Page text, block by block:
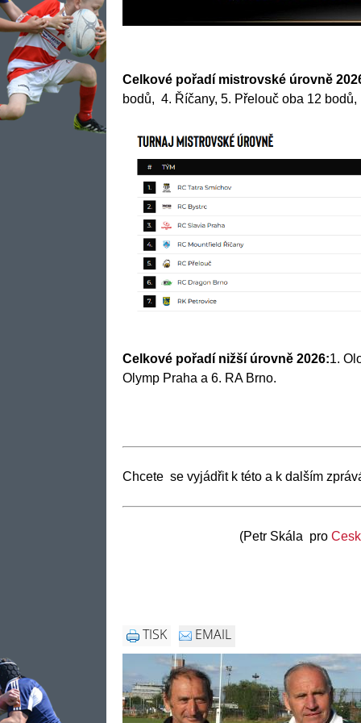
Celkové pořadí mistrovské úrovně
bodů, 4. Říčany, 5. Přelouč oba 12
Celkové pořadí nižší úrovně 2026:1.
Olymp Praha a 6. RA Brno.
Chcete se vyjádřit k této a k dalším
(Petr Skála pro
EMAIL
TISK